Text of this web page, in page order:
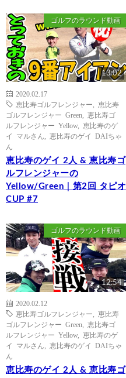
ゴルフのラウンド動画
13:02
2020.02.17
恵比寿ゴルフレンジャー
恵比寿
ゴルフレンジャー Green
恵比寿ゴ
ルフレンジャー Yellow, 恵比寿のゲ
イ マルさん
恵比寿のゲイ DAIちゃ
ん
恵比寿のゲイ 2人 & 恵比寿ゴ
ルフレンジャーの
Yellow/Green｜第2回 タピオ
CUP #7
ゴルフのラウンド動画
12:54
2020.02.12
恵比寿ゴルフレンジャー
恵比寿
ゴルフレンジャー Green
恵比寿ゴ
ルフレンジャー Yellow, 恵比寿のゲ
イ マルさん
恵比寿のゲイ DAIちゃ
ん
恵比寿のゲイ 2人 & 恵比寿ゴ